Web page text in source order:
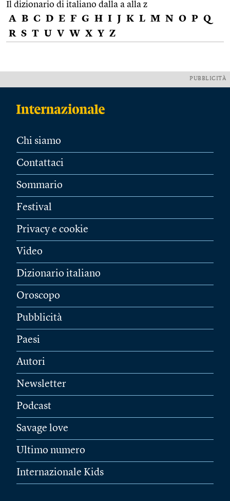
Il dizionario di italiano dalla a alla z
A B C D E F G H I J K L M N O P Q
R S T U V W X Y Z
PUBBLICITÀ
Chi siamo
Contattaci
Sommario
Festival
Privacy e cookie
Video
Dizionario italiano
Oroscopo
Pubblicità
Paesi
Autori
Newsletter
Podcast
Savage love
Ultimo numero
Internazionale Kids